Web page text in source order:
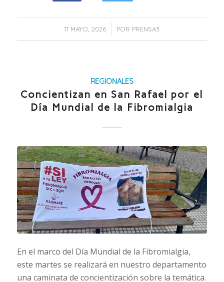
11 MAYO, 2026
/ POR PRENSA3
REGIONALES
Concientizan en San Rafael por el
Día Mundial de la Fibromialgia
En el marco del Día Mundial de la Fibromialgia,
este martes se realizará en nuestro departamento
una caminata de concientización sobre la temática.